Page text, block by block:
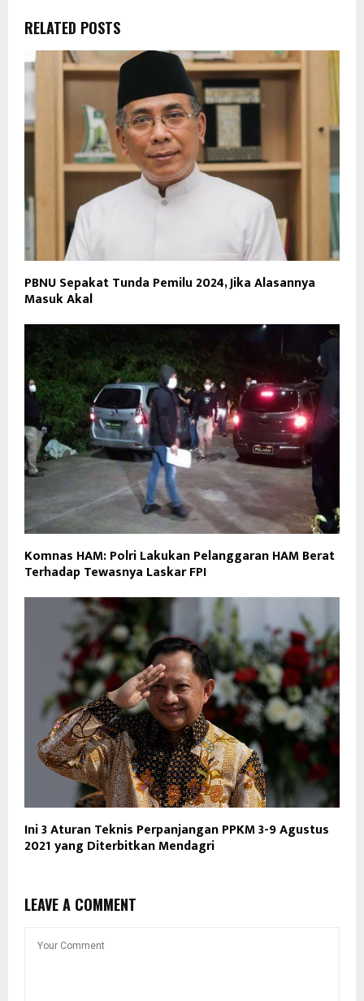
RELATED POSTS
PBNU Sepakat Tunda Pemilu 2024, Jika Alasannya
Masuk Akal
Komnas HAM: Polri Lakukan Pelanggaran HAM Berat
Terhadap Tewasnya Laskar FPI
Ini 3 Aturan Teknis Perpanjangan PPKM 3-9 Agustus
2021 yang Diterbitkan Mendagri
LEAVE A COMMENT